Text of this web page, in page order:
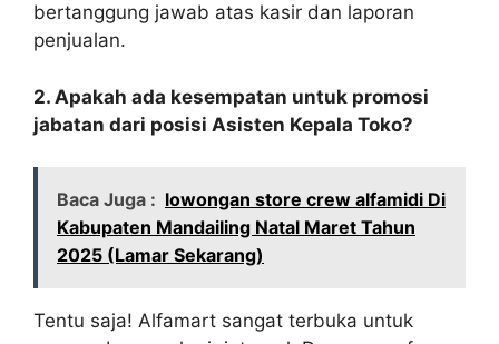
bertanggung jawab atas kasir dan laporan
penjualan.
2. Apakah ada kesempatan untuk promosi
jabatan dari posisi Asisten Kepala Toko?
Baca Juga : lowongan store crew alfamidi Di
Kabupaten Mandailing Natal Maret Tahun
2025 (Lamar Sekarang)
Tentu saja! Alfamart sangat terbuka untuk